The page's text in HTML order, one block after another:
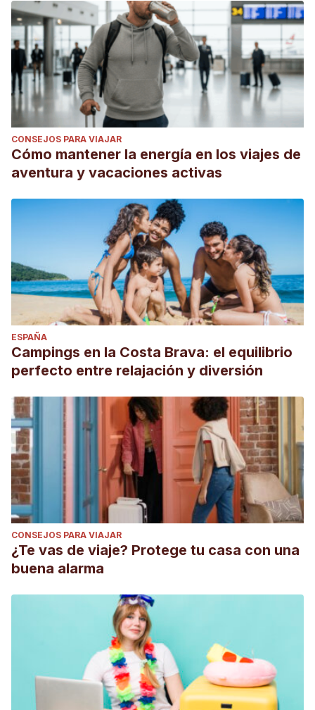
CONSEJOS PARA VIAJAR
Cómo mantener la energía en los viajes de
aventura y vacaciones activas
ESPAÑA
Campings en la Costa Brava: el equilibrio
perfecto entre relajación y diversión
CONSEJOS PARA VIAJAR
¿Te vas de viaje? Protege tu casa con una
buena alarma